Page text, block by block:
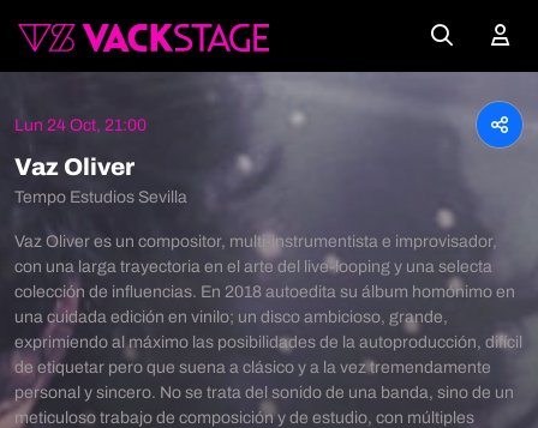
Lun 24 Oct, 21:00
Vaz Oliver
Tempo Estudios Sevilla
Vaz Oliver es un compositor, multi-instrumentista e improvisador,
con una larga trayectoria en el arte del live-looping y una selecta
colección de influencias. En 2018 autoedita su álbum homónimo en
una cuidada edición en vinilo; un disco ambicioso, grande,
exprimiendo al máximo las posibilidades de la autoproducción, difícil
de etiquetar pero que suena a clásico y a la vez tremendamente
personal y sincero. No se trata del sonido de una banda, sino de un
meticuloso trabajo de composición y de estudio, con múltiples